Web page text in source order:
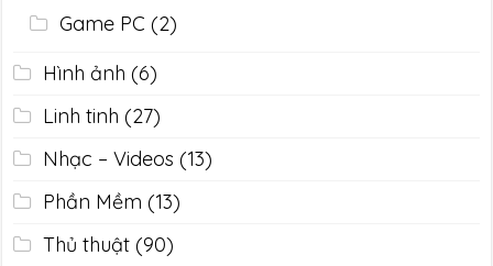
Game PC (2)
Hình ảnh (6)
Linh tinh (27)
Nhạc – Videos (13)
Phần Mềm (13)
Thủ thuật(90)